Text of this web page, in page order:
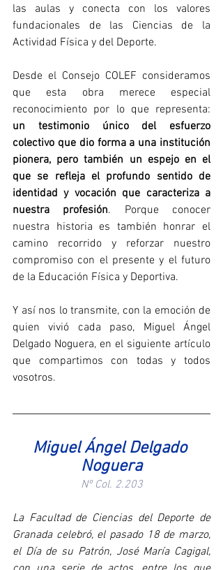
las aulas y conecta con los valores
fundacionales de las Ciencias de la
Actividad Física y del Deporte.
Desde el Consejo COLEF consideramos
que esta obra merece especial
un testimonio único del esfuerzo
colectivo que dio forma a una institución
pionera, pero también un espejo en el
que se refleja el profundo sentido de
identidad y vocación que caracteriza a
nuestra profesión. Porque conocer
nuestra historia es también honrar el
camino recorrido y reforzar nuestro
compromiso con el presente y el futuro
de la Educación Física y Deportiva.
Y así nos lo transmite, con la emoción de
quien vivió cada paso, Miguel Ángel
Delgado Noguera, en el siguiente artículo
que compartimos con todas y todos
vosotros.
Miguel Ángel Delgado
Noguera
Nº Col. 2.203
La Facultad de Ciencias del Deporte de
Granada celebró, el pasado 18 de marzo,
el Día de su Patrón, José María Cagigal,